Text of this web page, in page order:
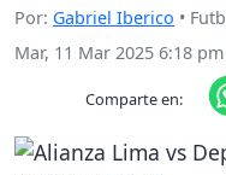
Por: Gabriel Iberico •
Mar, 11 Mar 2025 6:18 pm
Comparte en: